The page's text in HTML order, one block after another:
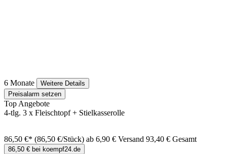
6 Monate
Weitere Details
Preisalarm setzen
Top Angebote
4-tlg. 3 x Fleischtopf + Stielkasserolle
86,50 €* (86,50 €/Stück) ab 6,90 € Versand 93,40 € Gesamt
86,50 € bei koempf24.de